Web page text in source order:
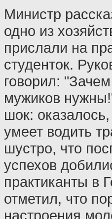
Министр
одно из
прислали на
студенток.
говорил:
мужиков
шок:
умеет водить
шустро, что
успехов
практиканты в
отметил, что
настроения